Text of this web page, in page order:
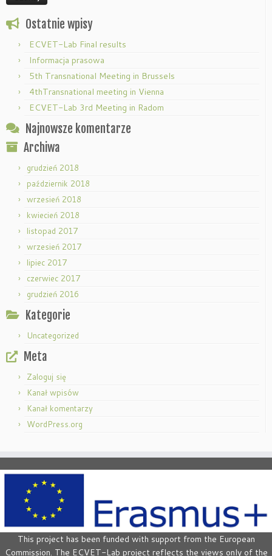
Ostatnie wpisy
ECVET-Lab Final results
Informacja prasowa
5th Transnational Meeting in Brussels
4thTransnational meeting in Vienna
ECVET-Lab 3rd Meeting in Radom
Najnowsze komentarze
Archiwa
grudzień 2018
październik 2018
wrzesień 2018
kwiecień 2018
listopad 2017
wrzesień 2017
lipiec 2017
czerwiec 2017
grudzień 2016
Kategorie
Uncategorized
Meta
Zaloguj się
Kanał wpisów
Kanał komentarzy
WordPress.org
This project has been funded with support from the European
Commission. The ECVET-Lab project reflects the views only of the